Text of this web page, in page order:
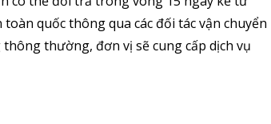
quốc thông qua các đối tác vận chuyển
thường, đơn vị sẽ cung cấp dịch vụ